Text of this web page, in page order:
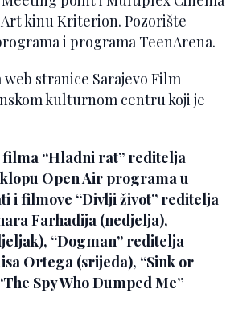
kinu Kriterion. Pozorište
i programa TeenArena.
stranice Sarajevo Film
kulturnom centru koji je
“Hladni rat” reditelja
Open Air programa u
i filmove “Divlji život” reditelja
Farhadija (nedjelja),
“Dogman” reditelja
Ortega (srijeda), “Sink or
Spy Who Dumped Me”